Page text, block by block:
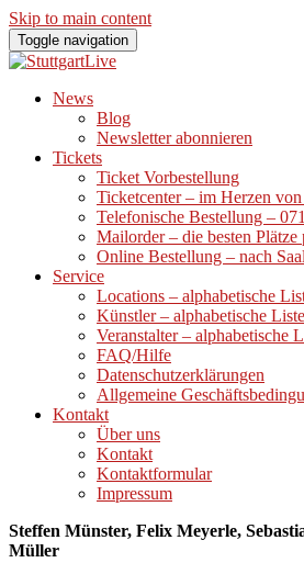
Skip to main content
Toggle navigation
News
Blog
Newsletter abonnieren
Tickets
Ticket Vorbestellung
Ticketcenter – im Herzen
Telefonische Bestellung –
Mailorder – die besten
Online Bestellung – nach
Service
Locations – alphabetische
Künstler – alphabetische Liste
Veranstalter – alphabetische
FAQ/Hilfe
Datenschutzerklärungen
Allgemeine
Kontakt
Über uns
Kontakt
Kontaktformular
Impressum
Steffen Münster, Felix Meyerle,
Müller